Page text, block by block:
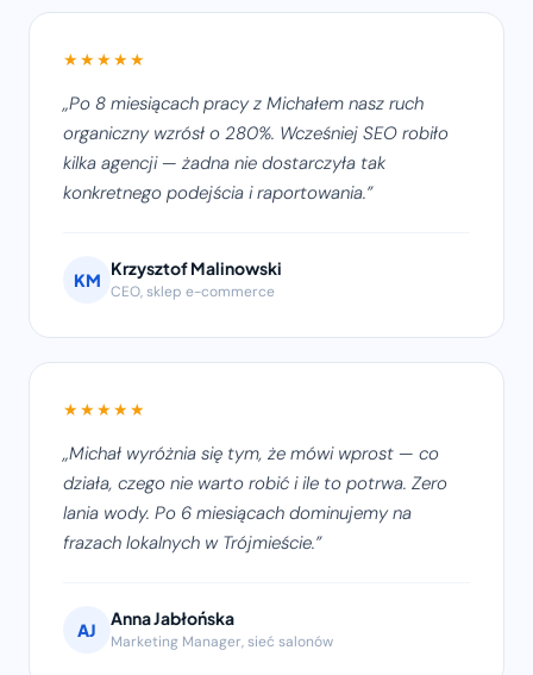
★★★★★
Po 8 miesiącach pracy z Michałem nasz ruch
organiczny wzrósł o 280%. Wcześniej SEO robiło
kilka agencji — żadna nie dostarczyła tak
konkretnego podejścia i raportowania.
KM
Krzysztof Malinowski
CEO, sklep e-commerce
★★★★★
Michał wyróżnia się tym, że mówi wprost — co
działa, czego nie warto robić i ile to potrwa. Zero
lania wody. Po 6 miesiącach dominujemy na
frazach lokalnych w Trójmieście.
AJ
Anna Jabłońska
Marketing Manager, sieć salonów